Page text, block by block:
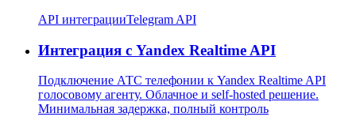
API интеграцииTelegram API
Интеграция с Yandex Realtime API
Подключение АТС телефонии к Yandex Realtime API
голосовому агенту. Облачное и self-hosted решение.
Минимальная задержка, полный контроль